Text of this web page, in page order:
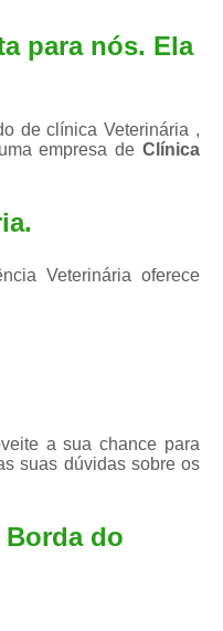
de Tártaro em Cachorro
André
Limpeza
para nós. Ela
de clínica Veterinária ,
empresa de Clínica
.
Veterinária oferece
a sua chance para
suas dúvidas sobre os
Borda do